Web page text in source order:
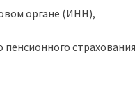
органе (ИНН),
пенсионного